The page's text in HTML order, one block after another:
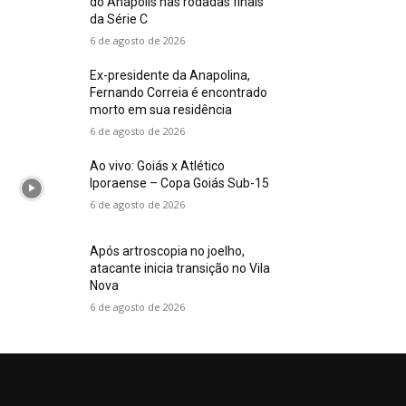
da Série C
6 de agosto de 2026
Ex-presidente da Anapolina,
Fernando Correia é encontrado
morto em sua residência
6 de agosto de 2026
Ao vivo: Goiás x Atlético
Iporaense – Copa Goiás Sub-15
6 de agosto de 2026
Após artroscopia no joelho,
atacante inicia transição no Vila
Nova
6 de agosto de 2026